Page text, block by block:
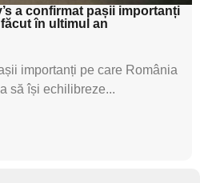
a confirmat pașii importanți
în ultimul an
importanți pe care România
să își echilibreze...